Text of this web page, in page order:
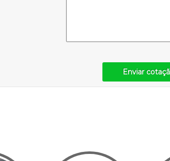
Enviar